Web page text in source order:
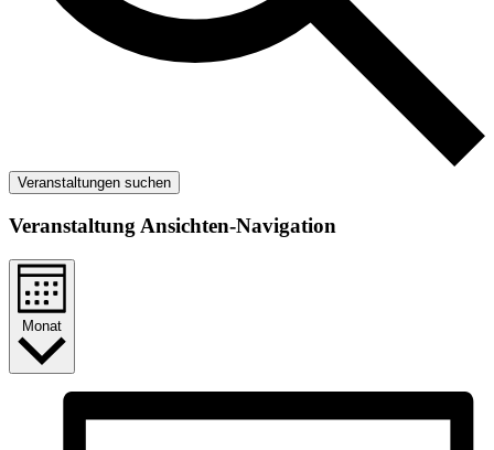
Veranstaltungen suchen
Veranstaltung Ansichten-Navigation
Monat